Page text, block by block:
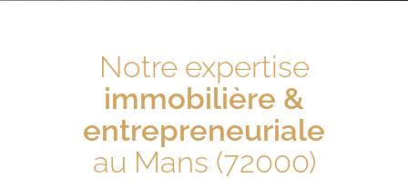
Notre expertise
immobilière &
entrepreneuriale
au Mans (72000)